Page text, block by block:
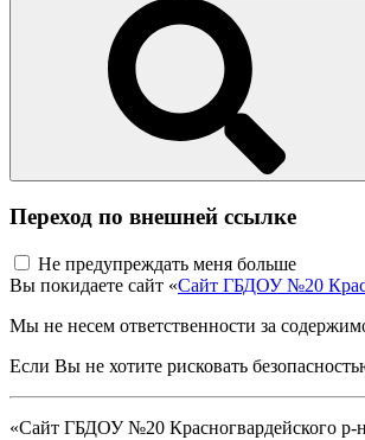
Переход по внешней ссылке
Не предупреждать меня больше
Вы покидаете сайт «Сайт ГБДОУ №20
Мы не несем ответственности за
Если Вы не хотите рисковать
«Сайт ГБДОУ №20 Красногвардейского р-